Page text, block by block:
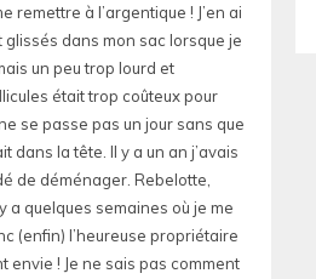
remettre à l’argentique ! J’en ai
dans mon sac lorsque je
un peu trop lourd et
était trop coûteux pour
se passe pas un jour sans que
dans la tête. Il y a un an j’avais
de déménager. Rebelotte,
a quelques semaines où je me
(enfin) l’heureuse propriétaire
envie ! Je ne sais pas comment